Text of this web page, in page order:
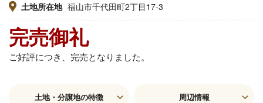
土地所在地 福山市千代田町2丁目17-3
完売御礼
ご好評につき、完売となりました。
土地・分譲地の特徴 周辺情報